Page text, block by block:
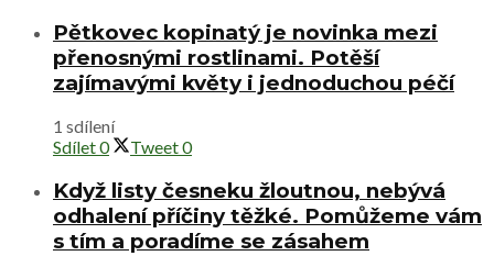
Pětkovec kopinatý je novinka mezi
přenosnými rostlinami. Potěší
zajímavými květy i jednoduchou péčí
1 sdílení
Sdílet0 Tweet0
Když listy česneku žloutnou, nebývá
odhalení příčiny těžké. Pomůžeme vám
s tím a poradíme se zásahem